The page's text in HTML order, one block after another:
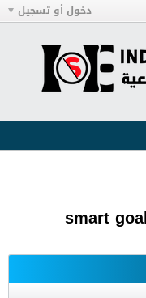
دخول أو تسجيل